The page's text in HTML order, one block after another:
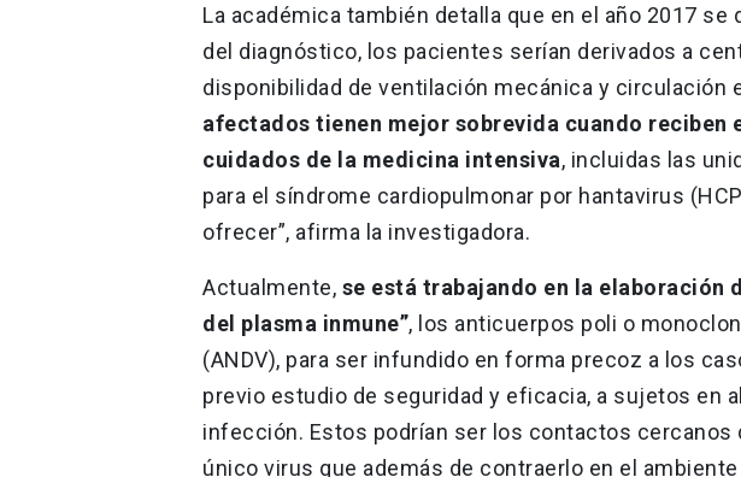
La académica también detalla que en el año 2017 se
del diagnóstico, los pacientes serían derivados a
disponibilidad de ventilación mecánica y circulación
afectados tienen mejor sobrevida cuando reciben
cuidados de la medicina intensiva, incluidas las
para el síndrome cardiopulmonar por hantavirus
ofrecer”, afirma la investigadora.
Actualmente, se está trabajando en la elaboración
del plasma inmune”, los anticuerpos poli o
(ANDV), para ser infundido en forma precoz a los
previo estudio de seguridad y eficacia, a sujetos en
infección. Estos podrían ser los contactos cercanos
único virus que además de contraerlo en el